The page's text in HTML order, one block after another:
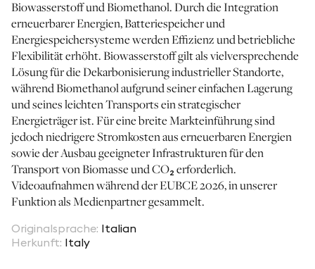
Biowasserstoff und Biomethanol. Durch die Integration
erneuerbarer Energien, Batteriespeicher und
Energiespeichersysteme werden Effizienz und betriebliche
Flexibilität erhöht. Biowasserstoff gilt als vielversprechende
Lösung für die Dekarbonisierung industrieller Standorte,
während Biomethanol aufgrund seiner einfachen Lagerung
und seines leichten Transports ein strategischer
Energieträger ist. Für eine breite Markteinführung sind
jedoch niedrigere Stromkosten aus erneuerbaren Energien
sowie der Ausbau geeigneter Infrastrukturen für den
Transport von Biomasse und CO₂ erforderlich.
Videoaufnahmen während der EUBCE 2026, in unserer
Funktion als Medienpartner gesammelt.
Originalsprache: Italian
Herkunft: Italy